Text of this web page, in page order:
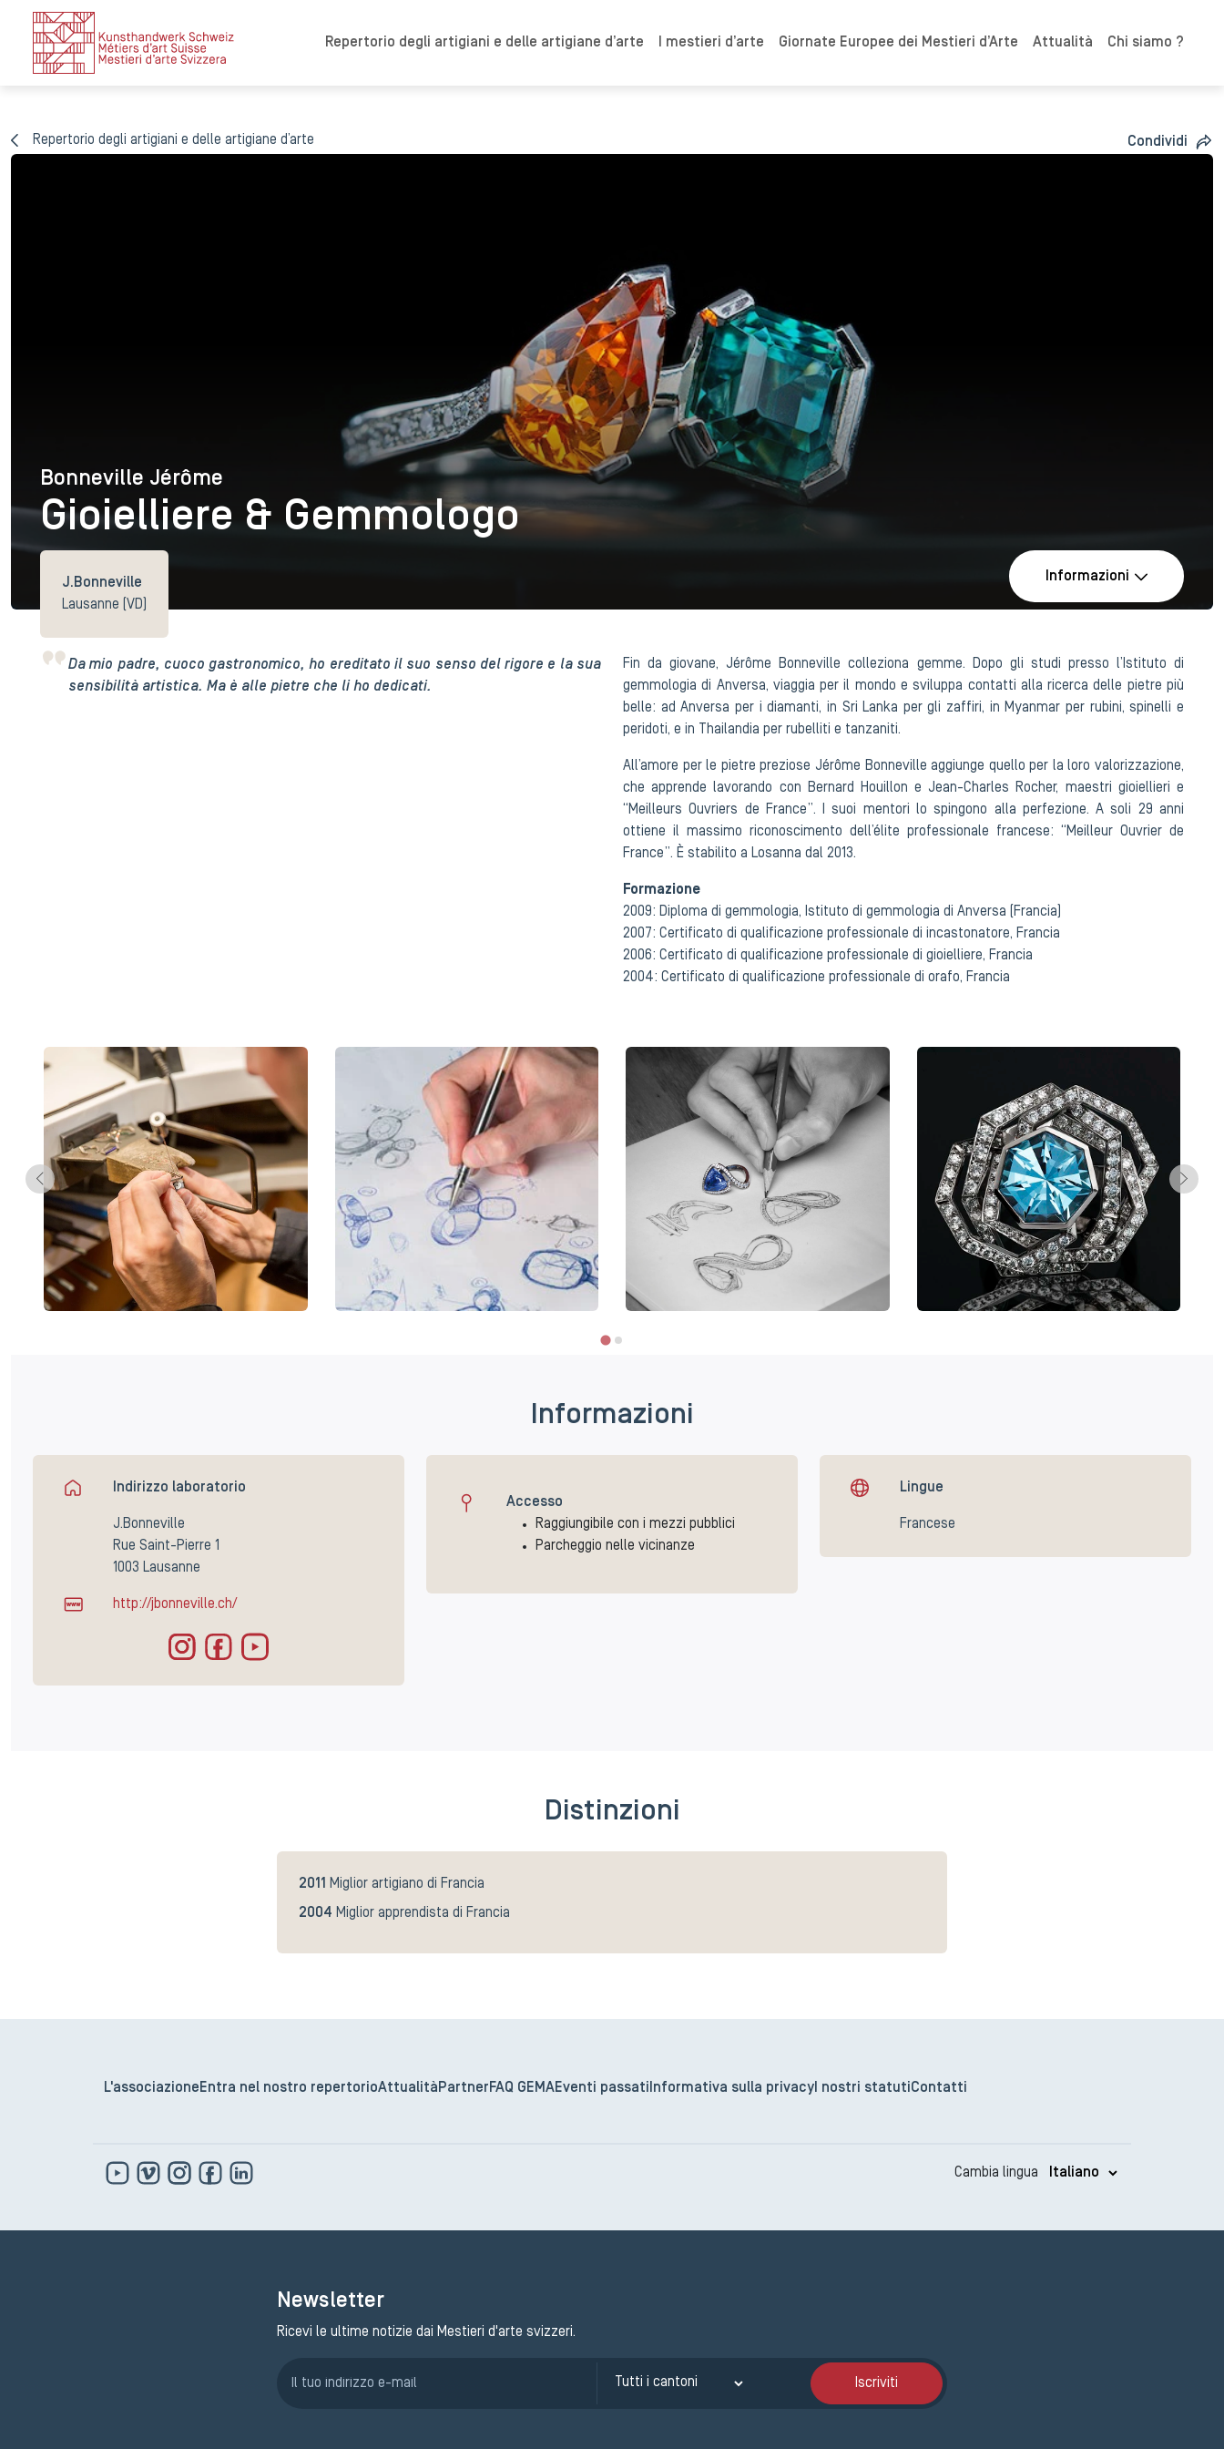
Repertorio degli artigiani e delle artigiane d’arte I mestieri d’arte Giornate Europee dei Mestieri d’Arte Attualità Chi siamo ?
Repertorio degli artigiani e delle artigiane d’arte Condividi
Bonneville Jérôme
Bonneville Jérôme
Gioielliere & Gemmologo
J.Bonneville
Lausanne (VD)
Informazioni
Da mio padre, cuoco gastronomico, ho ereditato il suo senso del rigore e la sua
sensibilità artistica. Ma è alle pietre che li ho dedicati.
Fin da giovane, Jérôme Bonneville colleziona gemme. Dopo gli studi presso l’Istituto di
gemmologia di Anversa, viaggia per il mondo e sviluppa contatti alla ricerca delle pietre più
belle: ad Anversa per i diamanti, in Sri Lanka per gli zaffiri, in Myanmar per rubini, spinelli e
peridoti, e in Thailandia per rubelliti e tanzaniti.
All’amore per le pietre preziose Jérôme Bonneville aggiunge quello per la loro valorizzazione,
che apprende lavorando con Bernard Houillon e Jean-Charles Rocher, maestri gioiellieri e
“Meilleurs Ouvriers de France”. I suoi mentori lo spingono alla perfezione. A soli 29 anni
ottiene il massimo riconoscimento dell’élite professionale francese: “Meilleur Ouvrier de
France”. È stabilito a Losanna dal 2013.
Formazione
2009: Diploma di gemmologia, Istituto di gemmologia di Anversa (Francia)
2007: Certificato di qualificazione professionale di incastonatore, Francia
2006: Certificato di qualificazione professionale di gioielliere, Francia
2004: Certificato di qualificazione professionale di orafo, Francia
Informazioni
Indirizzo laboratorio
J.Bonneville
Rue Saint-Pierre 1
1003 Lausanne
http://jbonneville.ch/
Accesso
Raggiungibile con i mezzi pubblici
Parcheggio nelle vicinanze
Lingue
Francese
Distinzioni
2011 Miglior artigiano di Francia
2004 Miglior apprendista di Francia
L'associazione Entra nel nostro repertorioAttualità Partner FAQ GEMAEventi passati Informativa sulla privacy I nostri statutiContatti
Cambia lingua
Newsletter
Ricevi le ultime notizie dai Mestieri d'arte svizzeri.
Iscriviti